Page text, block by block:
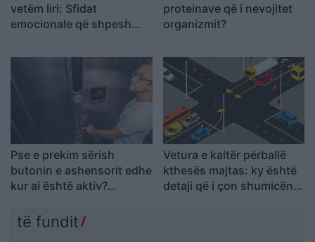
vetëm liri: Sfidat
emocionale që shpesh
proteinave që i nevojitet
organizmit?
Pse e prekim sërish
butonin e ashensorit edhe
kur ai është aktiv?
këtij veprimi
Vetura e kaltër përballë
kthesës majtas: ky është
detaji që i çon shumicën
të fundit